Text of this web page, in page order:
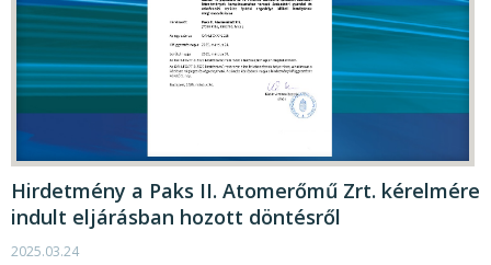
Hirdetmény a Paks II. Atomerőmű Zrt. kérelmére
indult eljárásban hozott döntésről
2025.03.24